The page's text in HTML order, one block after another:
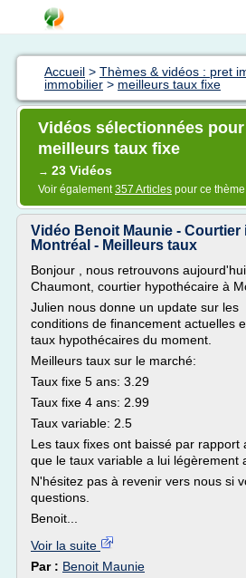
Accueil > Thèmes & vidéos : pret
immobilier > meilleurs taux fixe
Vidéos sélectionnées
meilleurs taux fixe
→ 23 Vidéos
Voir également357 Articles pour ce thème
Vidéo Benoit Maunie - Courtier
Montréal - Meilleurs taux
Bonjour , nous retrouvons
Chaumont, courtier hypothécaire à
Julien nous donne un update sur les
conditions de financement actuelles
taux hypothécaires du moment.
Meilleurs taux sur le marché:
Taux fixe 5 ans: 3.29
Taux fixe 4 ans: 2.99
Taux variable: 2.5
Les taux fixes ont baissé par rapport
que le taux variable a lui légèrement
N'hésitez pas à revenir vers nous si
questions.
Benoit...
Voir la suite
Par : Benoit Maunie